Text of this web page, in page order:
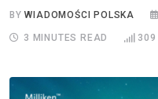
BYWIADOMOŚCI POLSKA
3 MINUTES READ 309